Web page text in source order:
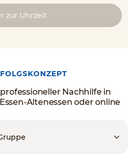
zur Uhrzeit
Nachhilfe in
Altenessen oder online